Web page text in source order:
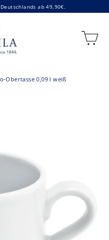
ab 49,90€.
Obertasse 0,09 l weiß